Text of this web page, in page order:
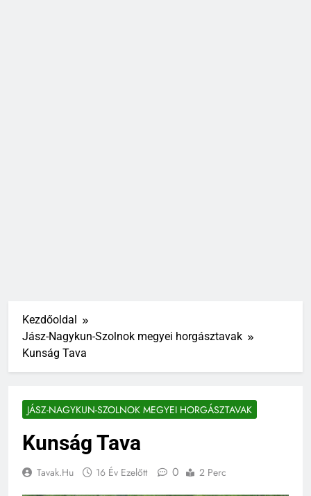
Kezdőoldal
Jász-Nagykun-Szolnok megyei horgásztavak
Kunság Tava
JÁSZ-NAGYKUN-SZOLNOK MEGYEI HORGÁSZTAVAK
Kunság Tava
Tavak.hu 16 Év Ezelőtt 0 2 Perc